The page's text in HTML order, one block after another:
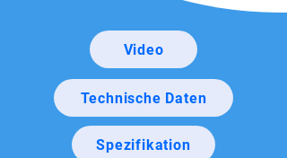
Video
Technische Daten
Spezifikation